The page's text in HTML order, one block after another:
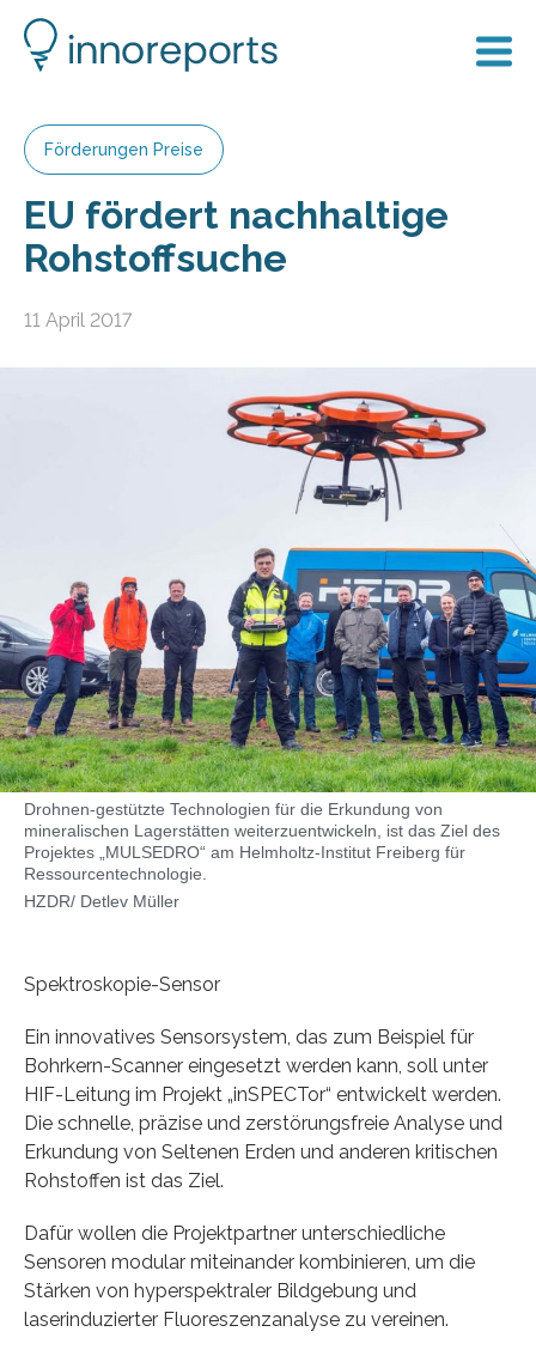
Förderungen Preise
EU fördert nachhaltige
Rohstoffsuche
11 April 2017
Drohnen-gestützte Technologien für die Erkundung von
mineralischen Lagerstätten weiterzuentwickeln, ist das Ziel des
Projektes „MULSEDRO“ am Helmholtz-Institut Freiberg für
Ressourcentechnologie.
HZDR/ Detlev Müller
Spektroskopie-Sensor
Ein innovatives Sensorsystem, das zum Beispiel für
Bohrkern-Scanner eingesetzt werden kann, soll unter
HIF-Leitung im Projekt „inSPECTor“ entwickelt werden.
Die schnelle, präzise und zerstörungsfreie Analyse und
Erkundung von Seltenen Erden und anderen kritischen
Rohstoffen ist das Ziel.
Dafür wollen die Projektpartner unterschiedliche
Sensoren modular miteinander kombinieren, um die
Stärken von hyperspektraler Bildgebung und
laserinduzierter Fluoreszenzanalyse zu vereinen.